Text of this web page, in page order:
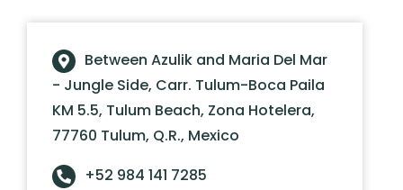
Between Azulik and Maria Del Mar
- Jungle Side, Carr. Tulum-Boca Paila
KM 5.5, Tulum Beach, Zona Hotelera,
77760 Tulum, Q.R., Mexico
+52 984 141 7285